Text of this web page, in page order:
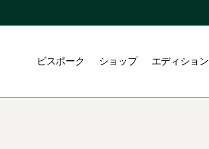
ビスポーク ショップ エディション